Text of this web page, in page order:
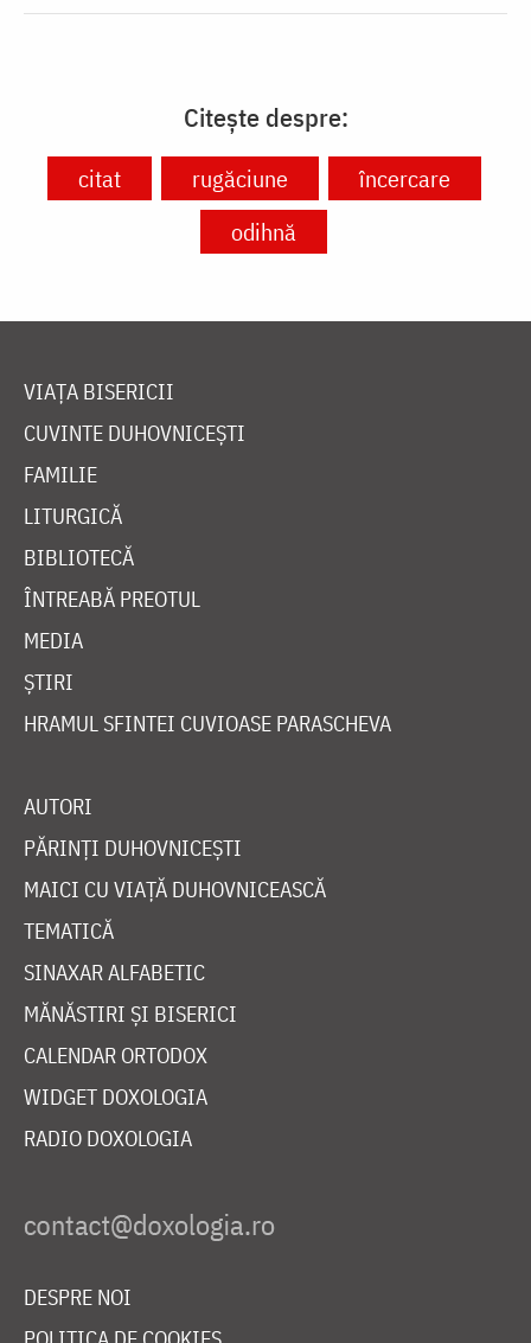
Citește despre:
citat rugăciune
încercare
odihnă
VIAȚA BISERICII
CUVINTE DUHOVNICEȘTI
FAMILIE
LITURGICĂ
BIBLIOTECĂ
ÎNTREABĂ PREOTUL
MEDIA
ȘTIRI
HRAMUL SFINTEI CUVIOASE PARASCHEVA
AUTORI
PĂRINȚI DUHOVNICEȘTI
MAICI CU VIAȚĂ DUHOVNICEASCĂ
TEMATICĂ
SINAXAR ALFABETIC
MĂNĂSTIRI ȘI BISERICI
CALENDAR ORTODOX
WIDGET DOXOLOGIA
RADIO DOXOLOGIA
DESPRE NOI